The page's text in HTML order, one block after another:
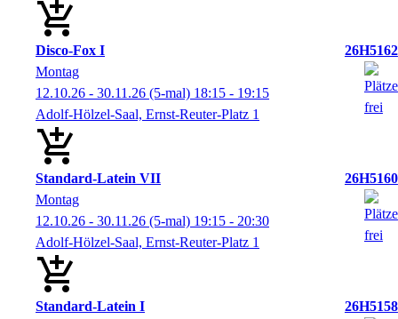
Disco-Fox I
26H5162
Montag
12.10.26 - 30.11.26 (5-mal) 18:15 - 19:15
Adolf-Hölzel-Saal, Ernst-Reuter-Platz 1
Standard-Latein VII
26H5160
Montag
12.10.26 - 30.11.26 (5-mal) 19:15 - 20:30
Adolf-Hölzel-Saal, Ernst-Reuter-Platz 1
Standard-Latein I
26H5158